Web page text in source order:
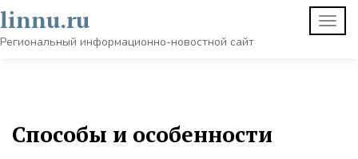
Skip
to
content
linnu.ru
Региональный информационно-новостной сайт
Способы и особенности